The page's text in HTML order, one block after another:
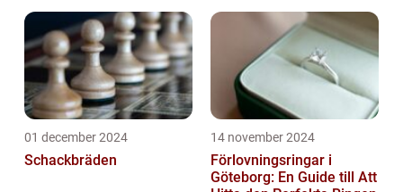
01 december 2024
Schackbräden
14 november 2024
Förlovningsringar i
Göteborg: En Guide till Att